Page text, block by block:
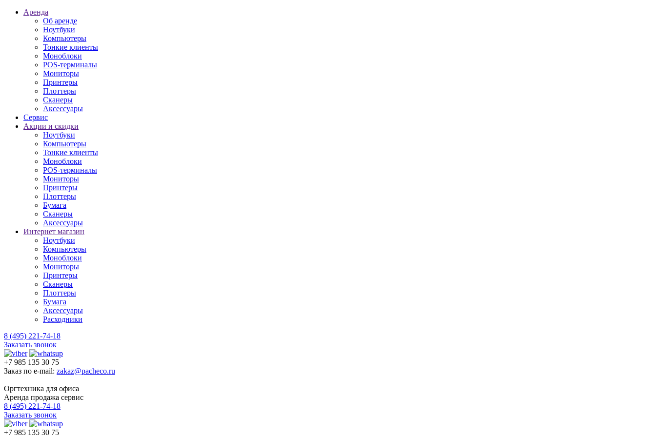
Аренда
Об аренде
Ноутбуки
Компьютеры
Тонкие клиенты
Моноблоки
POS-терминалы
Мониторы
Принтеры
Плоттеры
Сканеры
Аксессуары
Сервис
Акции и скидки
Ноутбуки
Компьютеры
Тонкие клиенты
Моноблоки
POS-терминалы
Мониторы
Принтеры
Плоттеры
Бумага
Сканеры
Аксессуары
Интернет магазин
Ноутбуки
Компьютеры
Моноблоки
Мониторы
Принтеры
Сканеры
Плоттеры
Бумага
Аксессуары
Расходники
8 (495) 221-74-18
Заказать звонок
+7 985 135 30 75
Заказ по e-mail: zakaz@pacheco.ru
Оргтехника для офиса
Аренда продажа сервис
8 (495) 221-74-18
Заказать звонок
+7 985 135 30 75